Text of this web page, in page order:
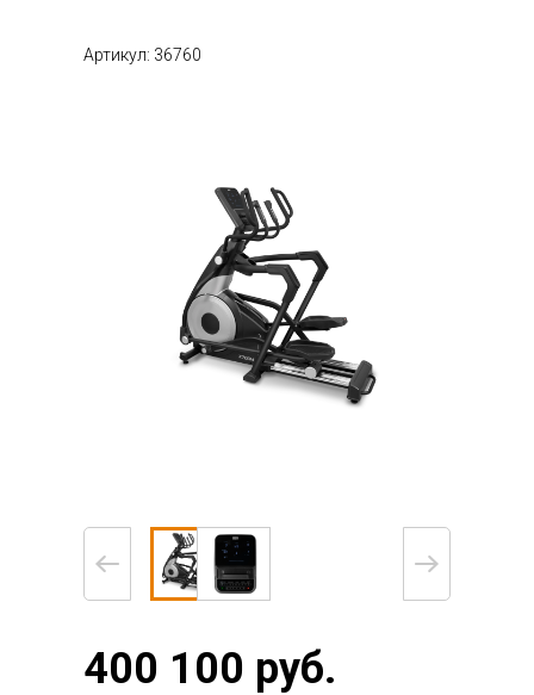
Артикул: 36760
400 100 руб.